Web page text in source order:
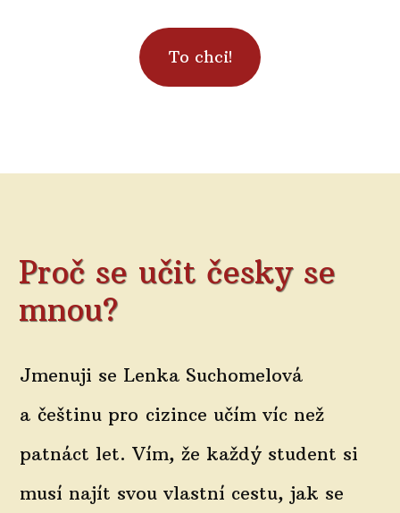
To chci!
Proč se učit česky se
mnou?
Jmenuji se Lenka Suchomelová
a češtinu pro cizince učím víc než
patnáct let. Vím, že každý student si
musí najít svou vlastní cestu, jak se